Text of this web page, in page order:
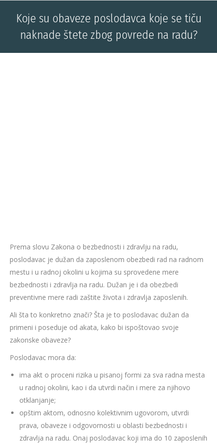
Koje su obaveze poslodavca koje se tiču
naknade štete zbog povrede na radu?
Prema slovu Zakona o bezbednosti i zdravlju na radu,
poslodavac je dužan da zaposlenom obezbedi rad na radnom
mestu i u radnoj okolini u kojima su sprovedene mere
bezbednosti i zdravlja na radu. Dužan je i da obezbedi
preventivne mere radi zaštite života i zdravlja zaposlenih.
Ali šta to konkretno znači? Šta je to poslodavac dužan da
primeni i poseduje od akata, kako bi ispoštovao svoje
zakonske obaveze?
Poslodavac mora da:
ima akt o proceni rizika u pisanoj formi za sva radna mesta
u radnoj okolini, kao i da utvrdi način i mere za njihovo
otklanjanje;
opštim aktom, odnosno kolektivnim ugovorom, utvrdi
prava, obaveze i odgovornosti u oblasti bezbednosti i
zdravlja na radu. Onaj poslodavac koji ima do 10 zaposlenih